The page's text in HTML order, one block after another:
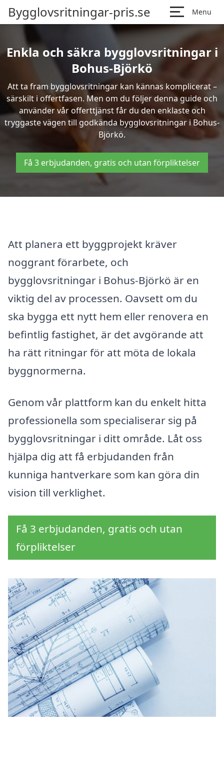
Bygglovsritningar-pris.se Menu
Enkla och säkra bygglovsritningar i
Bohus-Björkö
Att ta fram bygglovsritningar kan kännas komplicerat –
särskilt i offertfasen. Men om du följer denna guide och
använder vår offerttjänst får du den enklaste och
tryggaste vägen till godkända bygglovsritningar i Bohus-
Björkö.
Få 3 erbjudanden, gratis och utan förpliktelser
Att planera ett byggprojekt kräver
noggrant förarbete, och
bygglovsritningar i Bohus-Björkö är en
viktig del av processen. Oavsett om du
ska bygga ett nytt hem eller renovera en
befintlig fastighet, är det avgörande att
ha rätt ritningar för att möta de lokala
byggnormerna.
Genom vår plattform kan du enkelt hitta
professionella som specialiserar sig på
bygglovsritningar i ditt område. Låt oss
hjälpa dig att få erbjudanden från
kunniga hantverkare som kan göra din
vision till verklighet.
Få 3 erbjudanden, gratis och utan
förpliktelser